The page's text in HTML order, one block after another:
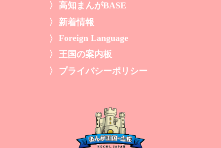
高知まんがBASE
新着情報
Foreign Language
王国の案内板
プライバシーポリシー